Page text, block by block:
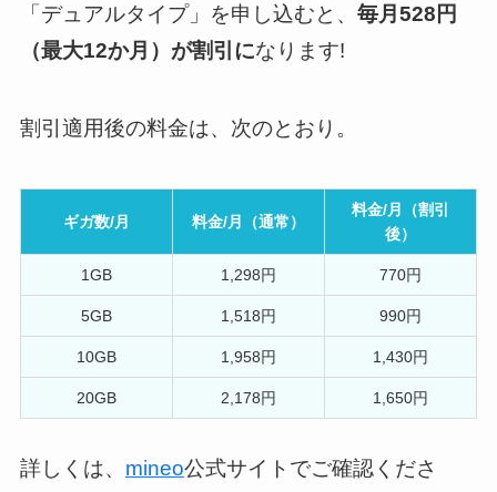
「デュアルタイプ」を申し込むと、 毎月528円
（最大12か月）が割引になります!
割引適用後の料金は、次のとおり。
ギガ数/月 料金/月（通常）
料金/月（割引
後）
1GB 1,298円 770円
5GB 1,518円 990円
10GB 1,958円 1,430円
20GB 2,178円 1,650円
詳しくは、 mineo公式サイトでご確認くださ